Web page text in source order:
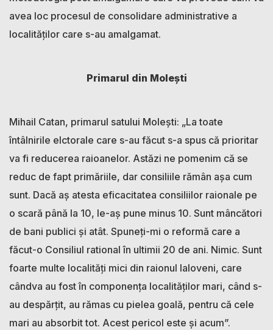
avea loc procesul de consolidare administrative a
localităților care s-au amalgamat.
Primarul din Molești
Mihail Catan, primarul satului Molești: „La toate
întâlnirile elctorale care s-au făcut s-a spus că prioritar
va fi reducerea raioanelor. Astăzi ne pomenim că se
reduc de fapt primăriile, dar consiliile rămân așa cum
sunt. Dacă aș atesta eficacitatea consiliilor raionale pe
o scară până la 10, le-aș pune minus 10. Sunt mâncători
de bani publici și atât. Spuneți-mi o reformă care a
făcut-o Consiliul rational în ultimii 20 de ani. Nimic. Sunt
foarte multe localități mici din raionul Ialoveni, care
cândva au fost în componența localităților mari, când s-
au despărțit, au rămas cu pielea goală, pentru că cele
mari au absorbit tot. Acest pericol este și acum”.